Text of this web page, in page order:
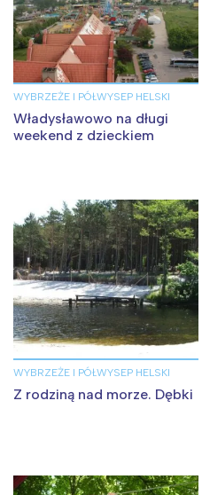
WYBRZEŻE I PÓŁWYSEP HELSKI
Władysławowo na długi
weekend z dzieckiem
WYBRZEŻE I PÓŁWYSEP HELSKI
Z rodziną nad morze. Dębki